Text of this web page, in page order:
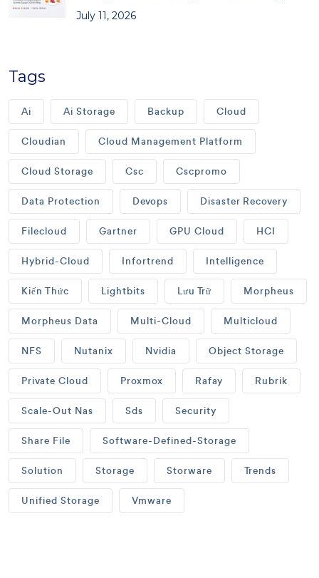
July 11, 2026
Tags
Ai Ai Storage Backup Cloud
Cloudian Cloud Management Platform
Cloud Storage Csc Cscpromo
Data Protection Devops Disaster Recovery
Filecloud Gartner GPU Cloud HCI
Hybrid-Cloud Infortrend Intelligence
Kiến Thức Lightbits Lưu Trữ Morpheus
Morpheus Data Multi-Cloud Multicloud
NFS Nutanix Nvidia Object Storage
Private Cloud Proxmox Rafay Rubrik
Scale-Out Nas Sds Security
Share File Software-Defined-Storage
Solution Storage Storware Trends
Unified Storage Vmware